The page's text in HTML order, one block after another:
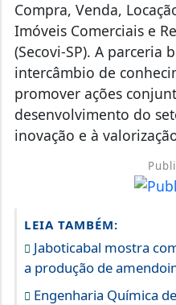
Compra, Venda,
Imóveis Comerciais e
(Secovi-SP). A parceria
intercâmbio de
promover ações
desenvolvimento do
inovação e à
LEIA TAMBÉM:
Jaboticabal mostra
a produção de
Engenharia Química